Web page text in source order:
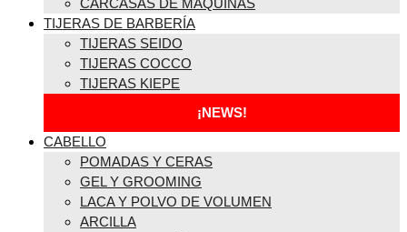
TIJERAS DE BARBERÍA
TIJERAS SEIDO
TIJERAS COCCO
TIJERAS KIEPE
¡NEWS!
CABELLO
POMADAS Y CERAS
GEL Y GROOMING
LACA Y POLVO DE VOLUMEN
ARCILLA